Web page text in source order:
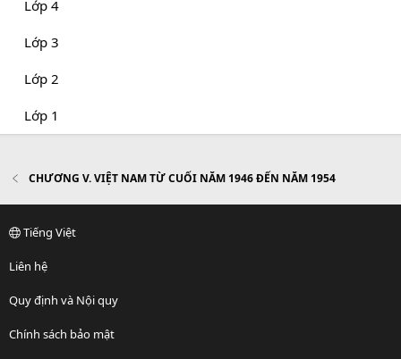
Lớp 4
Lớp 3
Lớp 2
Lớp 1
CHƯƠNG V. VIỆT NAM TỪ CUỐI NĂM 1946 ĐẾN NĂM 1954
Tiếng Việt
Liên hệ
Quy định và Nội quy
Chính sách bảo mật